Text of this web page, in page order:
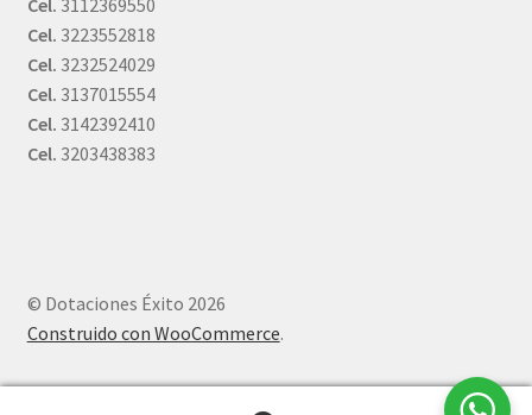
Cel. 3223552818
Cel. 3232524029
Cel. 3137015554
Cel. 3142392410
Cel. 3203438383
© Dotaciones Éxito 2026
Construido con WooCommerce.